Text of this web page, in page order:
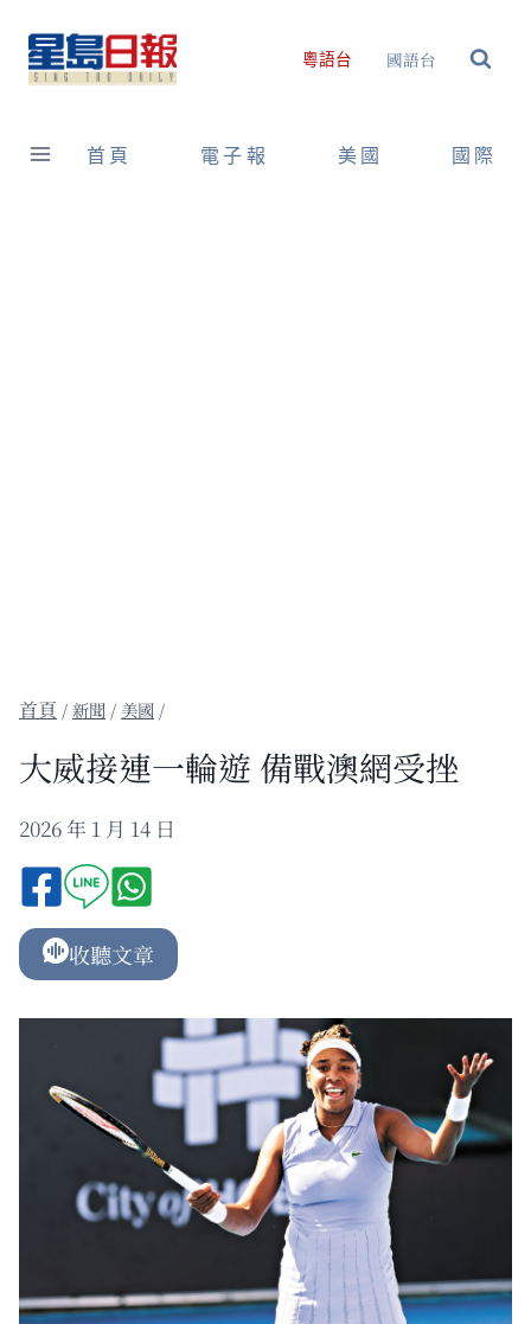
content
粵語台 國語台
首頁 電子報 美國 國際
/新聞 / 美國 /
大威接連一輪遊 備戰澳網受挫
2026 年 1 月 14 日
收聽文章